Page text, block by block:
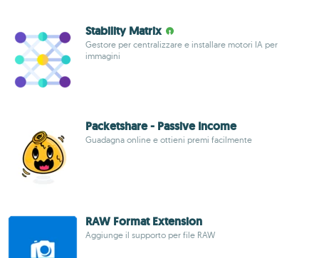
Stability Matrix
Gestore per centralizzare e installare motori IA per
immagini
Packetshare - Passive Income
Guadagna online e ottieni premi facilmente
RAW Format Extension
Aggiunge il supporto per file RAW